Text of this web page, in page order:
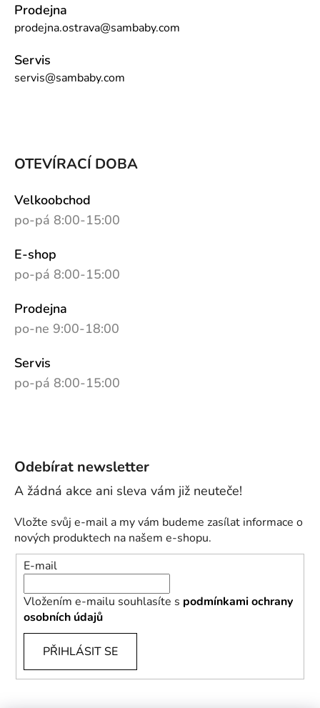
Prodejna
prodejna.ostrava@sambaby.com
Servis
servis@sambaby.com
OTEVÍRACÍ DOBA
Velkoobchod
po-pá 8:00-15:00
E-shop
po-pá 8:00-15:00
Prodejna
po-ne 9:00-18:00
Servis
po-pá 8:00-15:00
Odebírat newsletter
Vložte svůj e-mail a my vám budeme zasílat informace o
nových produktech na našem e-shopu.
E-mail
Vložením e-mailu souhlasíte s podmínkami ochrany
osobních údajů
PŘIHLÁSIT SE